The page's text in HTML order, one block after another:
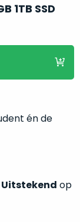
1TB SSD
én de
Uitstekend op